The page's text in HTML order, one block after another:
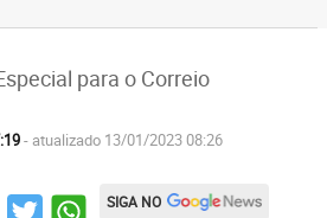
para o Correio
- atualizado 13/01/2023 08:26
SIGA NO